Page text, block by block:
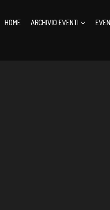
HOME ARCHIVIO EVENTI